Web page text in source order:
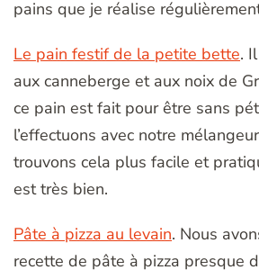
pains que je réalise
Le pain festif de la petite bette.
aux canneberge et aux noix de
ce pain est fait pour être sans
l’effectuons avec notre
trouvons cela plus facile et
est très bien.
Pâte à pizza au levain. Nous
recette de pâte à pizza presque